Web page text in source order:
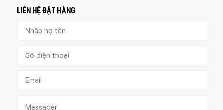
LIÊN HỆ ĐẶT HÀNG